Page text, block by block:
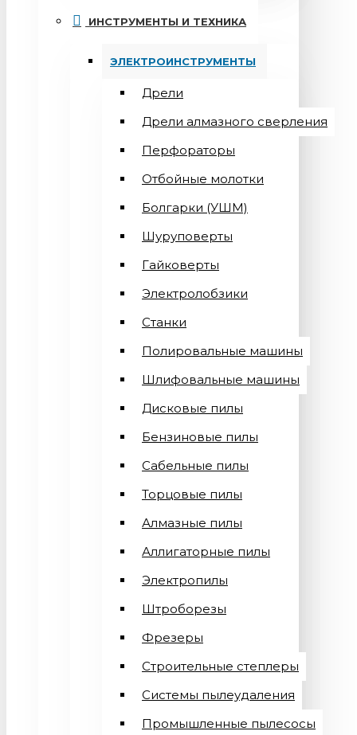
ИНСТРУМЕНТЫ И ТЕХНИКА
ЭЛЕКТРОИНСТРУМЕНТЫ
Дрели
Дрели алмазного сверления
Перфораторы
Отбойные молотки
Болгарки (УШМ)
Шуруповерты
Гайковерты
Электролобзики
Станки
Полировальные машины
Шлифовальные машины
Дисковые пилы
Бензиновые пилы
Сабельные пилы
Торцовые пилы
Алмазные пилы
Аллигаторные пилы
Электропилы
Штроборезы
Фрезеры
Строительные степлеры
Системы пылеудаления
Промышленные пылесосы